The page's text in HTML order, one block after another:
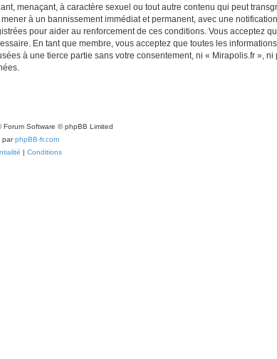
menaçant, à caractère sexuel ou tout autre contenu qui peut
à un bannissement immédiat et permanent, avec une
pour aider au renforcement de ces conditions. Vous acceptez
En tant que membre, vous acceptez que toutes les
à une tierce partie sans votre consentement, ni « Mirapolis.fr », ni
Forum Software © phpBB Limited
parphpBB-fr.com
| Conditions